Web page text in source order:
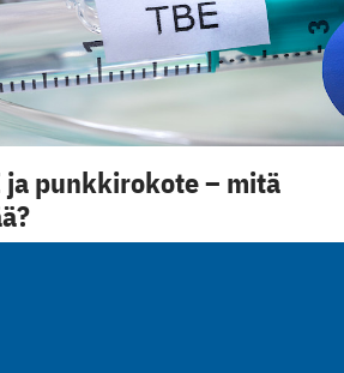
ja punkkirokote – mitä